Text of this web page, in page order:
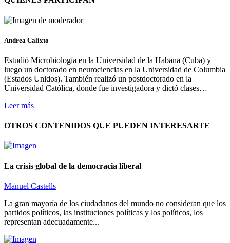
Andrea Calixto
Estudió Microbiología en la Universidad de la Habana (Cuba) y
luego un doctorado en neurociencias en la Universidad de Columbia
(Estados Unidos). También realizó un postdoctorado en la
Universidad Católica, donde fue investigadora y dictó clases…
Leer más
OTROS CONTENIDOS QUE PUEDEN INTERESARTE
La crisis global de la democracia liberal
Manuel Castells
La gran mayoría de los ciudadanos del mundo no consideran que los
partidos políticos, las instituciones políticas y los políticos, los
representan adecuadamente...